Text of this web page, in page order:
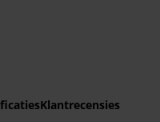
Klantrecensies